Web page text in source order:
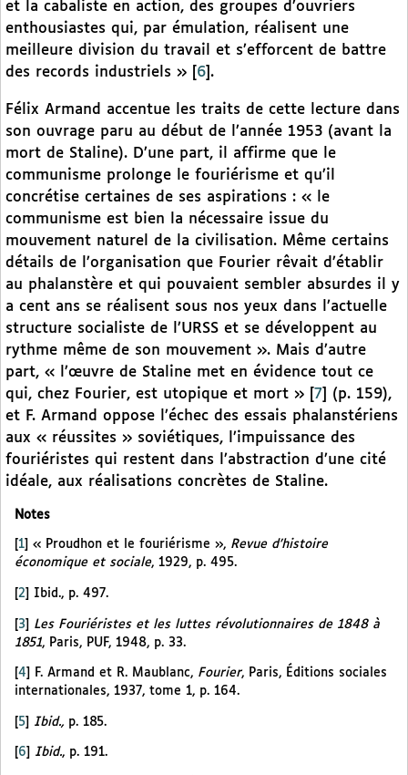
et la cabaliste en action, des groupes d’ouvriers
enthousiastes qui, par émulation, réalisent une
meilleure division du travail et s’efforcent de battre
des records industriels »
6 .
Félix Armand accentue les traits de cette lecture dans
son ouvrage paru au début de l’année 1953 (avant la
mort de Staline). D’une part, il affirme que le
communisme prolonge le fouriérisme et qu’il
concrétise certaines de ses aspirations : « le
communisme est bien la nécessaire issue du
mouvement naturel de la civilisation. Même certains
détails de l’organisation que Fourier rêvait d’établir
au phalanstère et qui pouvaient sembler absurdes il y
a cent ans se réalisent sous nos yeux dans l’actuelle
structure socialiste de l’URSS et se développent au
rythme même de son mouvement ». Mais d’autre
part, « l’œuvre de Staline met en évidence tout ce
qui, chez Fourier, est utopique et mort »
7
(p. 159),
et F. Armand oppose l’échec des essais phalanstériens
aux « réussites » soviétiques, l’impuissance des
fouriéristes qui restent dans l’abstraction d’une cité
idéale, aux réalisations concrètes de Staline.
Notes
1 « Proudhon et le fouriérisme », Revue d’histoire
économique et sociale, 1929, p. 495.
2 Ibid., p. 497.
[3] Les Fouriéristes et les luttes révolutionnaires de 1848 à
1851, Paris, PUF, 1948, p. 33.
4 F. Armand et R. Maublanc, Fourier, Paris, Éditions sociales
internationales, 1937, tome 1, p. 164.
[5] Ibid., p. 185.
6 Ibid., p. 191.